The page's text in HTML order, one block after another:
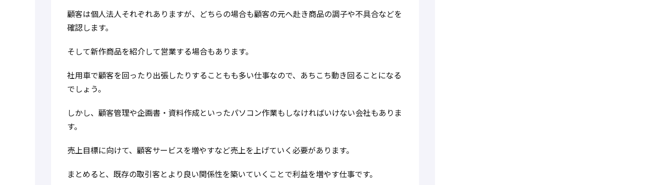
顧客は個人法人それぞれありますが、どちらの場合も顧客の元へ赴き商品の調子や不具合などを
確認します。
そして新作商品を紹介して営業する場合もあります。
社用車で顧客を回ったり出張したりすることもも多い仕事なので、あちこち動き回ることになる
でしょう。
しかし、顧客管理や企画書・資料作成といったパソコン作業もしなければいけない会社もありま
す。
売上目標に向けて、顧客サービスを増やすなど売上を上げていく必要があります。
まとめると、既存の取引客とより良い関係性を築いていくことで利益を増やす仕事です。